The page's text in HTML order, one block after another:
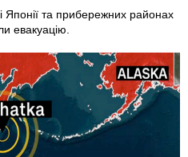
Японії та прибережних районах
евакуацію.